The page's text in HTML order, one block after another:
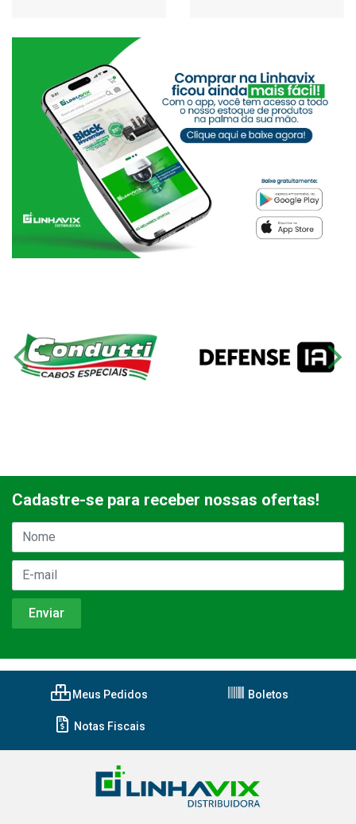
Cadastre-se para receber nossas ofertas!
Meus Pedidos Boletos
Notas Fiscais